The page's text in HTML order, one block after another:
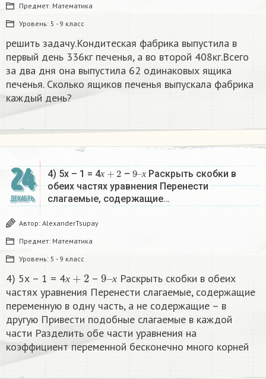
Предмет: Математика
Уровень: 5 - 9 класс
решить задачу.Кондитеская фабрика выпустила в
первый день 336кг печенья, а во второй 408кг.Всего
за два дня она выпустила 62 одинаковых ящика
печенья. Сколько ящиков печенья выпускала фабрика
каждый день?
24
ДЕКАБРЬ
4) 5х – 1 = 4х
х+2 – х
9–
х
Раскрыть скобки в
обеих частях уравнения Перенести
слагаемые, содержащие…
Автор: AlexanderTsupay
Предмет: Математика
Уровень: 5 - 9 класс
4) 5х – 1 = 4х – х
9
х
Раскрыть скобки в обеих
частях уравнения Перенести слагаемые, содержащие
переменную в одну часть, а не содержащие – в
другую Привести подобные слагаемые в каждой
части Разделить обе части уравнения на
коэффициент переменной бесконечно много корней​